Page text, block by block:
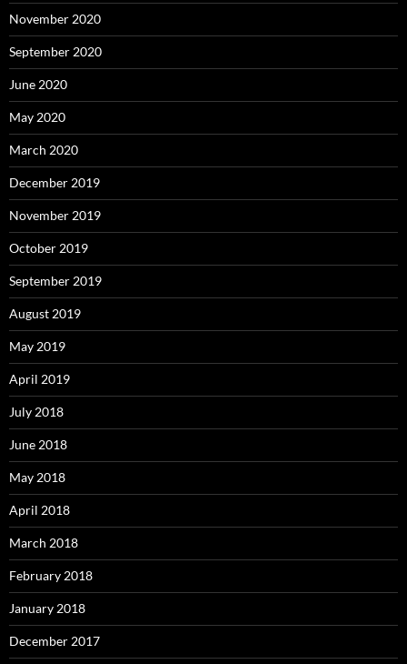
November 2020
September 2020
June 2020
May 2020
March 2020
December 2019
November 2019
October 2019
September 2019
August 2019
May 2019
April 2019
July 2018
June 2018
May 2018
April 2018
March 2018
February 2018
January 2018
December 2017